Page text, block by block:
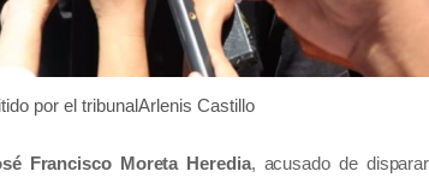
por el tribunalArlenis Castillo
Francisco Moreta Heredia, acusado de